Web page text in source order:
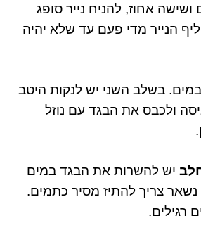
ושישה אחוז, להניח נייר סופג
הנייר מדי פעם עד שלא יהיה
. בשלב השני יש לנקות היטב
ולכבס את הבגד עם נוזל
.
יש להשרות את הבגד במים
צריך להתיז מסיר כתמים.
רגילים.